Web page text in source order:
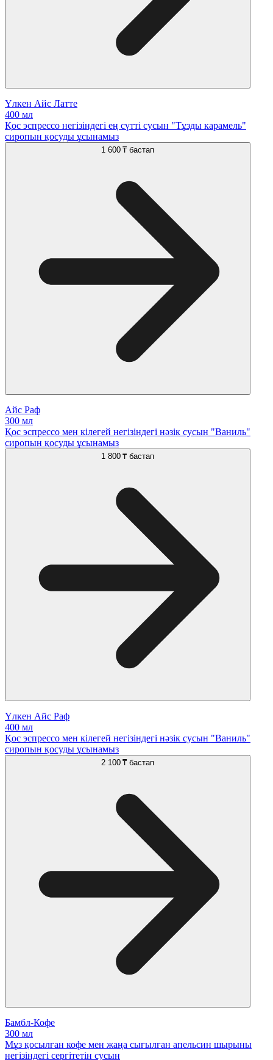
Үлкен Айс Латте
400 мл
Қос эспрессо негізіндегі ең сүтті сусын "Тұзды карамель"
сиропын қосуды ұсынамыз
1 600 ₸ бастап
Айс Раф
300 мл
Қос эспрессо мен кілегей негізіндегі нәзік сусын "Ваниль"
сиропын қосуды ұсынамыз
1 800 ₸ бастап
Үлкен Айс Раф
400 мл
Қос эспрессо мен кілегей негізіндегі нәзік сусын "Ваниль"
сиропын қосуды ұсынамыз
2 100 ₸ бастап
Бамбл-Кофе
300 мл
Мұз қосылған кофе мен жаңа сығылған апельсин шырыны
негізіндегі сергітетін сусын